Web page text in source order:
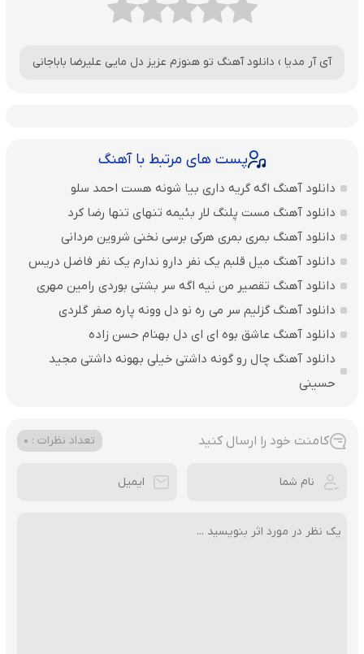
آی آر مدیا › دانلود آهنگ تو هنوزم عزیز دل مایی علیرضا باباجانی
پست های مرتبط با آهنگ
دانلود آهنگ اگه گریه داری بیا شونه هست احمد سلو
دانلود آهنگ مست پلنگ لار بئیمه تنهای تنها رضا کرد
دانلود آهنگ بمری بمری هرکی برسی نخنی شروین مردانی
دانلود آهنگ میل قلبم یک نفر دارو ندارم یک نفر فاضل دریس
دانلود آهنگ تقصیر من نیه اگه سر بشتی بوردی رامین مهری
دانلود آهنگ گزلیم سر می ره نو دل وونه پاره صفر گلردی
دانلود آهنگ عاشق بوه ای ای دل بهنام حسن زاده
دانلود آهنگ چال رو گونه داشتی خیلی بهونه داشتی مجید
حسینی
کامنت خود را ارسال کنید تعداد نظرات : 0